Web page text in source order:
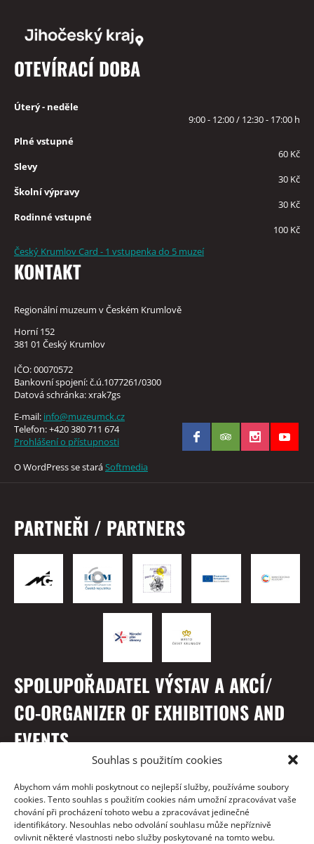
Souhlas s použitím cookies
Abychom vám mohli poskytnout co nejlepší služby, používáme soubory
cookies. Tento souhlas s použitím cookies nám umožní zpracovávat vaše
chování při procházení tohoto webu a zpracovávat jedinečné
identifikátory. Nesouhlas nebo odvolání souhlasu může nepříznivě
ovlivnit některé vlastnosti nebo služby poskytované na tomto webu.
OTEVÍRACÍ DOBA
Úterý - neděle
9:00 - 12:00 / 12:30 - 17:00 h
Plné vstupné
60 Kč
Slevy
30 Kč
Školní výpravy
30 Kč
Rodinné vstupné
100 Kč
Český Krumlov Card - 1 vstupenka do 5 muzeí
KONTAKT
Regionální muzeum v Českém Krumlově
Horní 152
381 01 Český Krumlov
IČO: 00070572
Bankovní spojení: č.ú.1077261/0300
Datová schránka: xrak7gs
E-mail: info@muzeumck.cz
Telefon: +420 380 711 674
Prohlášení o přístupnosti
O WordPress se staráSoftmedia
PARTNEŘI / PARTNERS
SPOLUPOŘADATEL VÝSTAV A AKCÍ/
CO-ORGANIZER OF EXHIBITIONS AND
EVENTS